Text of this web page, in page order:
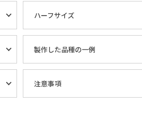
ハーフサイズ
製作した品種の一例
注意事項